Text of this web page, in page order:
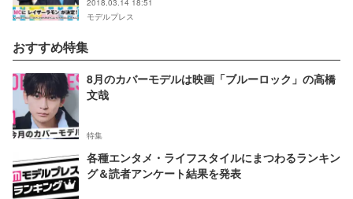
2018.03.14 18:51
モデルプレス
おすすめ特集
8月のカバーモデルは映画「ブルーロック」の高橋
文哉
特集
各種エンタメ・ライフスタイルにまつわるランキン
グ＆読者アンケート結果を発表